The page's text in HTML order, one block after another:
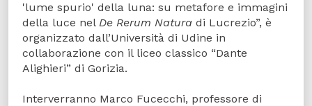
'lume spurio' della luna: su metafore e immagini
della luce nel De Rerum Natura di Lucrezio”, è
organizzato dall’Università di Udine in
collaborazione con il liceo classico “Dante
Alighieri” di Gorizia.
Interverranno Marco Fucecchi, professore di